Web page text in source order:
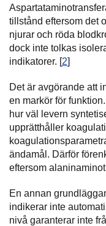
tillstånd eftersom det
njurar och röda
dock inte tolkas
indikatorer. [2]
Det är avgörande att
en markör för
hur väl levern
upprätthåller
ändamål. Därför
eftersom
En annan
indikerar inte
nivå garanterar inte